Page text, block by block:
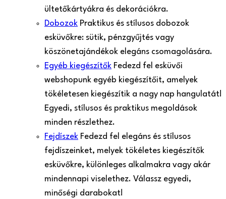
ültetőkártyákra és dekorációkra.
Dobozok Praktikus és stílusos dobozok
esküvőkre: sütik, pénzgyűjtés vagy
köszönetajándékok elegáns csomagolására.
Egyéb kiegészítők Fedezd fel esküvői
webshopunk egyéb kiegészítőit, amelyek
tökéletesen kiegészítik a nagy nap hangulatát!
Egyedi, stílusos és praktikus megoldások
minden részlethez.
Fejdíszek Fedezd fel elegáns és stílusos
fejdíszeinket, melyek tökéletes kiegészítők
esküvőkre, különleges alkalmakra vagy akár
mindennapi viselethez. Válassz egyedi,
minőségi darabokat!